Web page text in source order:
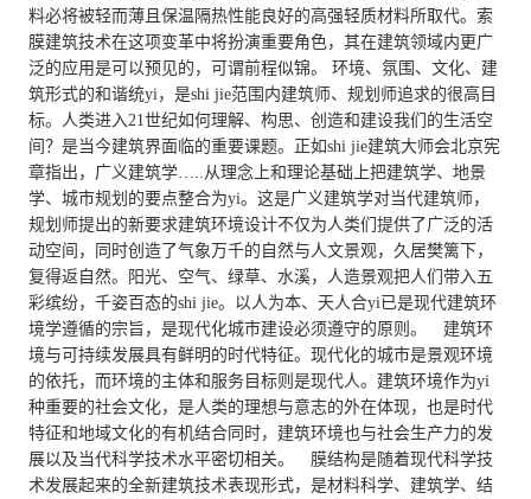
料必将被轻而薄且保温隔热性能良好的高强轻质材料所取代。索
膜建筑技术在这项变革中将扮演重要角色，其在建筑领域内更广
泛的应用是可以预见的，可谓前程似锦。 环境、氛围、文化、建
筑形式的和谐统yi，是shi jie范围内建筑师、规划师追求的很高目
标。人类进入21世纪如何理解、构思、创造和建设我们的生活空
间？是当今建筑界面临的重要课题。正如shi jie建筑大师会北京宪
章指出，广义建筑学…..从理念上和理论基础上把建筑学、地景
学、城市规划的要点整合为yi。这是广义建筑学对当代建筑师，
规划师提出的新要求建筑环境设计不仅为人类们提供了广泛的活
动空间，同时创造了气象万千的自然与人文景观，久居樊篱下，
复得返自然。阳光、空气、绿草、水溪，人造景观把人们带入五
彩缤纷，千姿百态的shi jie。以人为本、天人合yi已是现代建筑环
境学遵循的宗旨，是现代化城市建设必须遵守的原则。 建筑环
境与可持续发展具有鲜明的时代特征。现代化的城市是景观环境
的依托，而环境的主体和服务目标则是现代人。建筑环境作为yi
种重要的社会文化，是人类的理想与意志的外在体现，也是时代
特征和地域文化的有机结合同时，建筑环境也与社会生产力的发
展以及当代科学技术水平密切相关。 膜结构是随着现代科学技
术发展起来的全新建筑技术表现形式，是材料科学、建筑学、结